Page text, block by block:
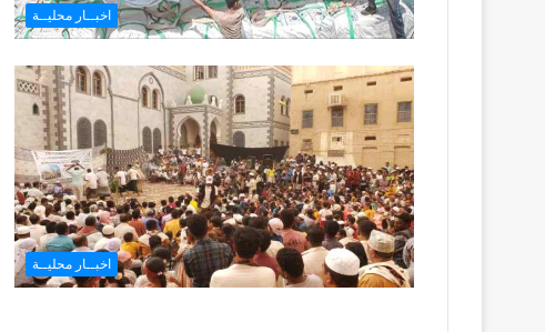
اخبــار محليــة
اخبــار محليــة